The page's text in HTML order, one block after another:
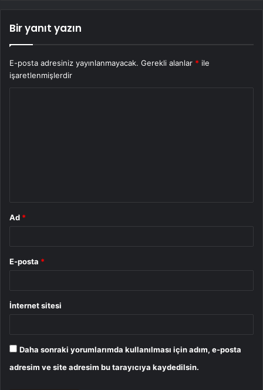
Bir yanıt yazın
E-posta adresiniz yayınlanmayacak. Gerekli alanlar * ile
işaretlenmişlerdir
Ad *
E-posta *
İnternet sitesi
Daha sonraki yorumlarımda kullanılması için adım, e-posta
adresim ve site adresim bu tarayıcıya kaydedilsin.